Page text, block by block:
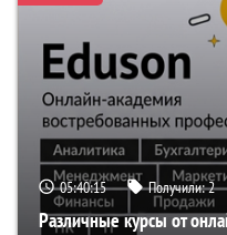
05:40:14 Получили:2
Различные курсы от